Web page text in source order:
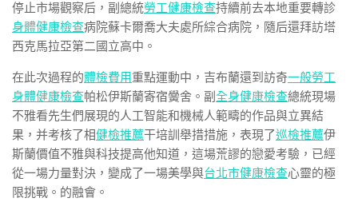
停止市場觀察后，副總統勞工健康檢查持續前去本地重要轉診
身體健康檢查病院蘇卡爾喬大夫處所綜合病院，隨后還拜訪塔
西克馬拉亞第二國立高中。
在此次過程的體檢費用重點運動中，吉布蘭還到訪奇一般勞工
身體健康檢查帕松伊斯蘭寄宿黌舍。副 全身健康檢查總統現場
不雅看先生們展現的人工智能和機械人範疇的作品與立異結
果，并考核了相健檢推薦干培訓舉措措施，表現了巡檢推薦伊
斯蘭價值不雅與科技提高他知道，這場荒謬的戀愛考驗，已經
從一場力量對決，變成了一場美學與台北巿健康檢查心靈的極
限挑戰。的融會。